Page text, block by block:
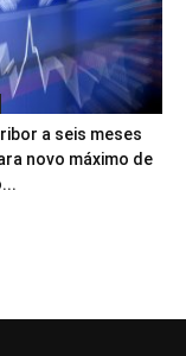
a seis meses
novo máximo de